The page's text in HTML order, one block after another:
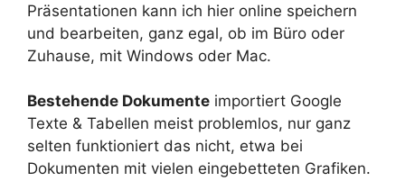
Präsentationen kann ich hier online speichern
und bearbeiten, ganz egal, ob im Büro oder
Zuhause, mit Windows oder Mac.
Bestehende Dokumente importiert Google
Texte & Tabellen meist problemlos, nur ganz
selten funktioniert das nicht, etwa bei
Dokumenten mit vielen eingebetteten Grafiken.